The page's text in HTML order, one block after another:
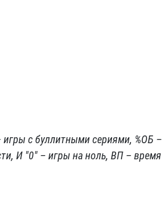
с буллитными сериями, %ОБ –
И "0" – игры на ноль, ВП – время